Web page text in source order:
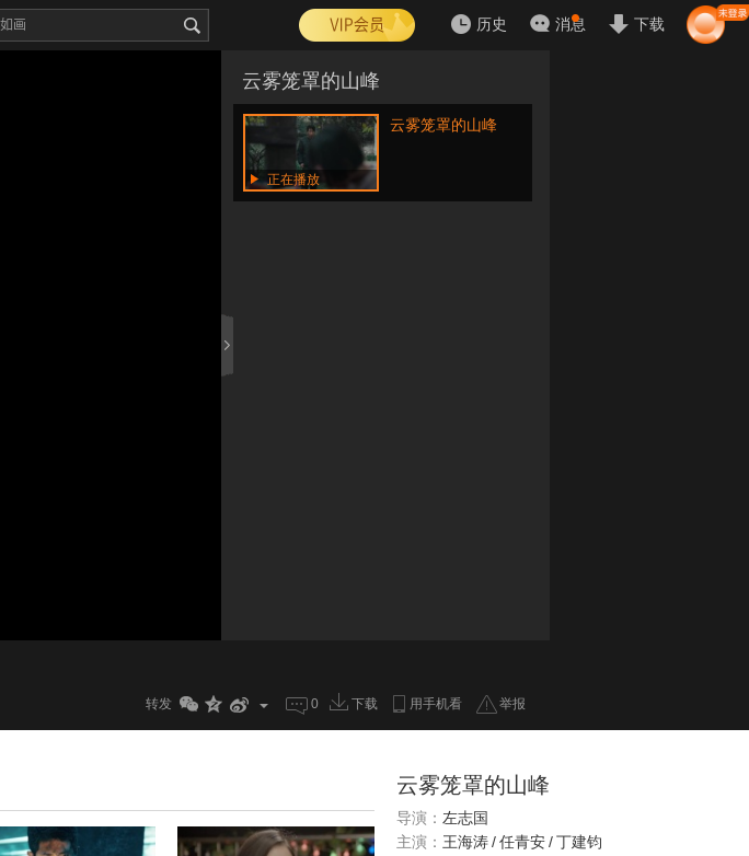
历史 消息 下载
云雾笼罩的山峰
正在播放
云雾笼罩的山峰
转发 0 下载 用手机看 举报
云雾笼罩的山峰
导演： 左志国
主演： 王海涛/任青安/丁建钧